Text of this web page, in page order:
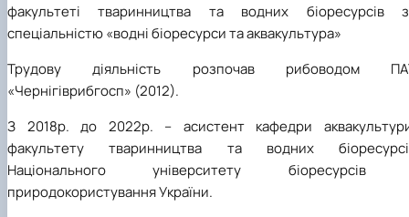
факультеті тваринництва та водних біоресурсів
спеціальністю «водні біоресурси та аквакультура»
Трудову діяльність розпочав рибоводом
«Чернігіврибгосп» (2012).
З 2018р. до 2022р. – асистент кафедри
факультету тваринництва та водних
Національного університету біоресурсів
природокористування України.